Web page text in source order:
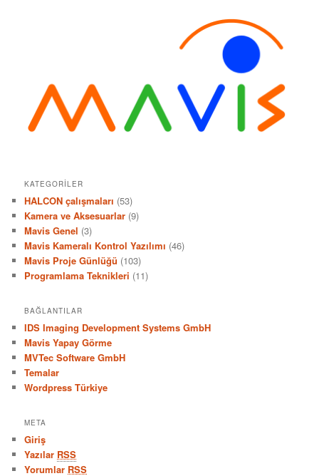
KATEGORILER
HALCON çalışmaları (53)
Kamera ve Aksesuarlar (9)
Mavis Genel (3)
Mavis Kameralı Kontrol Yazılımı (46)
Mavis Proje Günlüğü (103)
Programlama Teknikleri (11)
BAĞLANTILAR
IDS Imaging Development Systems GmbH
Mavis Yapay Görme
MVTec Software GmbH
Temalar
Wordpress Türkiye
META
Giriş
Yazılar RSS
Yorumlar RSS